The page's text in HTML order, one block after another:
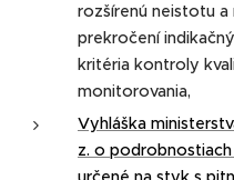
rozšírenú neistotu a
prekročení
kritéria kontroly
monitorovania,
Vyhláška
z. o